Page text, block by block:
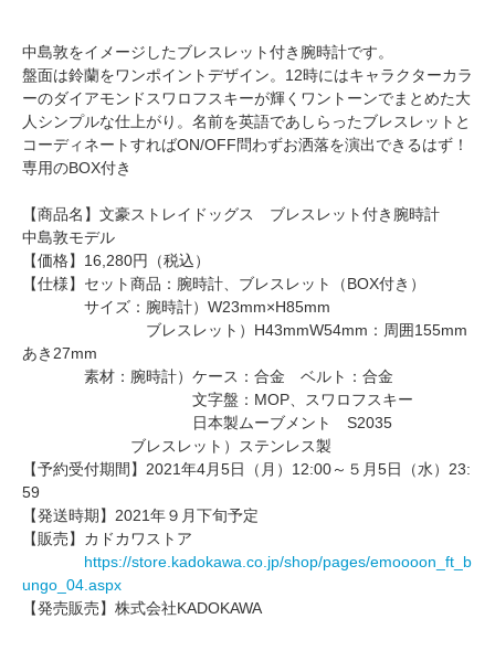
中島敦をイメージしたブレスレット付き腕時計です。
盤面は鈴蘭をワンポイントデザイン。12時にはキャラクターカラ
ーのダイアモンドスワロフスキーが輝くワントーンでまとめた大
人シンプルな仕上がり。名前を英語であしらったブレスレットと
コーディネートすればON/OFF問わずお洒落を演出できるはず！
専用のBOX付き
【商品名】文豪ストレイドッグス ブレスレット付き腕時計
中島敦モデル
【価格】16,280円（税込）
【仕様】セット商品：腕時計、ブレスレット（BOX付き）
サイズ：腕時計）W23mm×H85mm
ブレスレット）H43mmW54mm：周囲155mm
あき27mm
素材：腕時計）ケース：合金 ベルト：合金
文字盤：MOP、スワロフスキー
日本製ムーブメント S2035
ブレスレット）ステンレス製
【予約受付期間】2021年4月5日（月）12:00～５月5日（水）23:
59
【発送時期】2021年９月下旬予定
【販売】カドカワストア
https://store.kadokawa.co.jp/shop/pages/emoooon_ft_b
ungo_04.aspx
【発売販売】株式会社KADOKAWA